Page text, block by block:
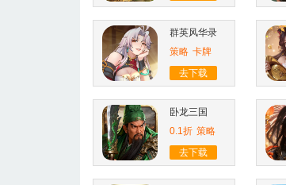
群英风华录
策略 卡牌
去下载
卧龙三国
0.1折 策略
去下载